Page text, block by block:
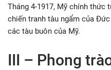
Tháng 4-1917, Mỹ chính thức
chiến tranh tàu ngẩm của
các tàu buôn của Mỹ.
III – Phong